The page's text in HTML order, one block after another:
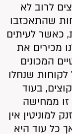
לרוב לא
שהתאכזבו
כאשר לעיתים
מכירים את
המכונים
לקוחות שנחלו
בעוד
ממחישה
למוניטין אין
כל עוד היא